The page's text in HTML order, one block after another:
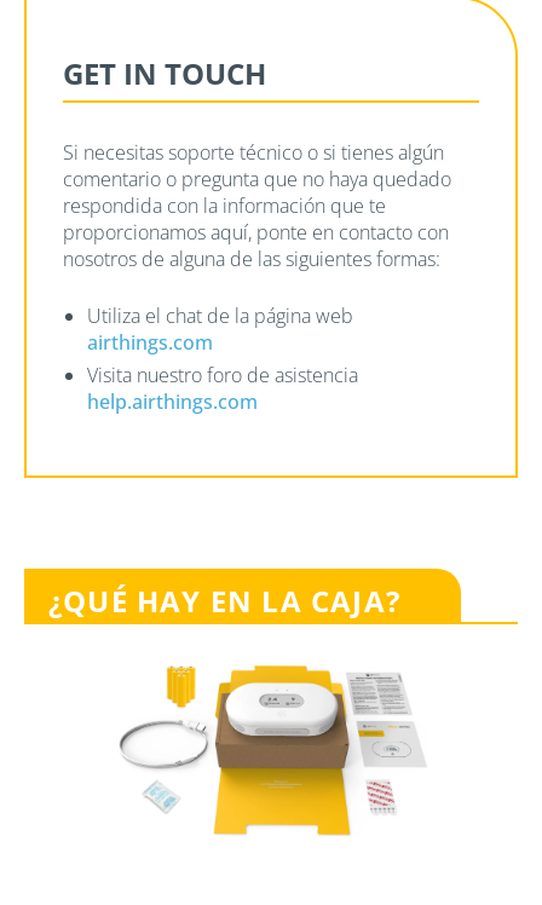
GET IN TOUCH
Si necesitas soporte técnico o si tienes algún
comentario o pregunta que no haya quedado
respondida con la información que te
proporcionamos aquí, ponte en contacto con
nosotros de alguna de las siguientes formas:
Utiliza el chat de la página web
airthings.com
Visita nuestro foro de asistencia
help.airthings.com
¿QUÉ HAY EN LA CAJA?